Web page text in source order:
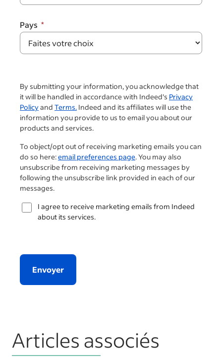
Pays
By submitting your information, you acknowledge that
it will be handled in accordance with Indeed's Privacy
Policyand Terms. Indeed and its affiliates will use the
information you provide to us to email you about our
products and services.
To object/opt out of receiving marketing emails you can
do so here:email preferences page. You may also
unsubscribe from receiving marketing messages by
following the unsubscribe link provided in each of our
messages.
I agree to receive marketing emails from Indeed
about its services.
Envoyer
Articles associés